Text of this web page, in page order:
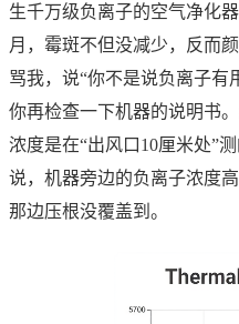
生千万级负离子的空气净化
月，霉斑不但没减少，反而
骂我，说“你不是说负离子有
你再检查一下机器的说明书
浓度是在“出风口10厘米处”
说，机器旁边的负离子浓度
那边压根没覆盖到。